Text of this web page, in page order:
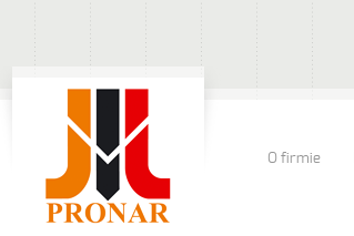
O firmie